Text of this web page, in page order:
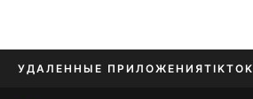
УДАЛЕННЫЕ ПРИЛОЖЕНИЯ